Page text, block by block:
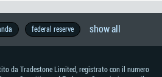
federal reserve show all
da Tradestone Limited, registrato con il numero